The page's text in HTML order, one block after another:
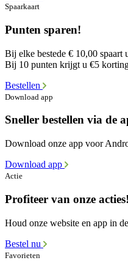
Spaarkaart
Punten sparen!
Bij elke bestede € 10,00 spaart
Bij 10 punten krijgt u €5
Bestellen
Download app
Sneller bestellen via de
Download onze app voor
Download app
Actie
Profiteer van onze acties!
Houd onze website en app in
Bestel nu
Favorieten